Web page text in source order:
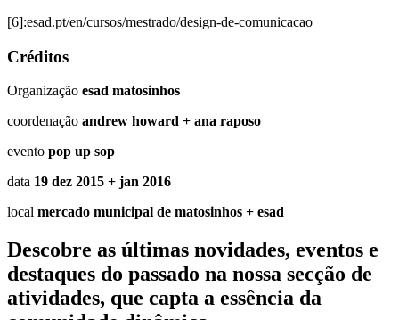
[6]:esad.pt/en/cursos/mestrado/design-de-comunicacao
Créditos
Organização esad matosinhos
coordenação andrew howard + ana raposo
evento pop up sop
data 19 dez 2015 + jan 2016
local mercado municipal de matosinhos + esad
Descobre as últimas novidades, eventos e
destaques do passado na nossa secção de
atividades, que capta a essência da